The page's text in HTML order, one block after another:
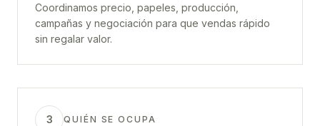
Coordinamos precio, papeles, producción,
campañas y negociación para que vendas rápido
sin regalar valor.
3 QUIÉN SE OCUPA